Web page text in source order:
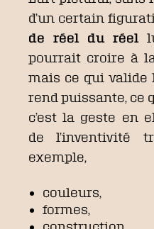
d’un certain
de réel du réel
pourrait croire à
mais ce qui valide
rend puissante, ce
c’est la geste en
de l’inventivité
exemple,
couleurs,
formes,